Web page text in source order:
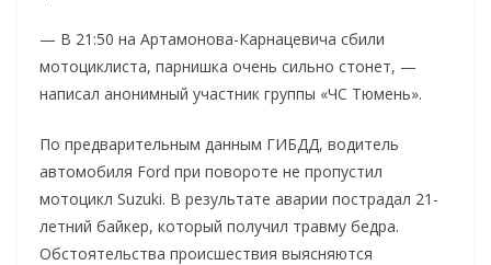
— В 21:50 на Артамонова-Карнацевича сбили
мотоциклиста, парнишка очень сильно стонет, —
написал анонимный участник группы «ЧС Тюмень».
По предварительным данным ГИБДД, водитель
автомобиля Ford при повороте не пропустил
мотоцикл Suzuki. В результате аварии пострадал 21-
летний байкер, который получил травму бедра.
Обстоятельства происшествия выясняются